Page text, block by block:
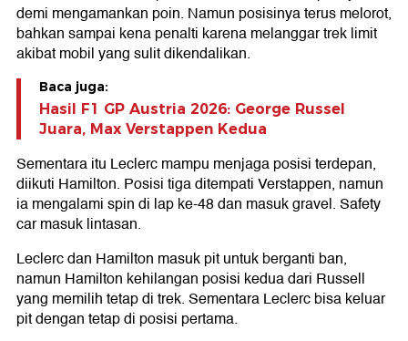
demi mengamankan poin. Namun posisinya terus melorot,
bahkan sampai kena penalti karena melanggar trek limit
akibat mobil yang sulit dikendalikan.
Baca juga:
Hasil F1 GP Austria 2026: George Russel
Juara, Max Verstappen Kedua
Sementara itu Leclerc mampu menjaga posisi terdepan,
diikuti Hamilton. Posisi tiga ditempati Verstappen, namun
ia mengalami spin di lap ke-48 dan masuk gravel. Safety
car masuk lintasan.
Leclerc dan Hamilton masuk pit untuk berganti ban,
namun Hamilton kehilangan posisi kedua dari Russell
yang memilih tetap di trek. Sementara Leclerc bisa keluar
pit dengan tetap di posisi pertama.